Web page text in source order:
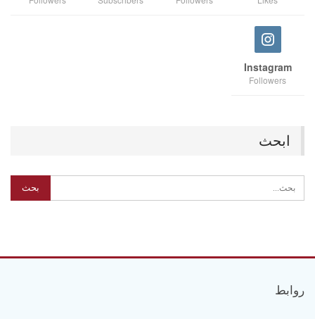
Instagram
Followers
ابحث
روابط